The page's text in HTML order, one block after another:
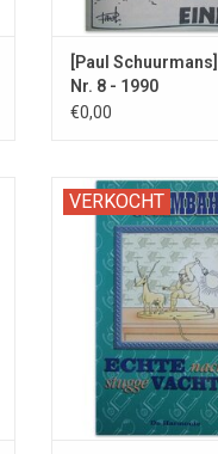
[Paul
Nr. 8 - 1990
€0,00
VERKOCHT
Met ellenlange lijst